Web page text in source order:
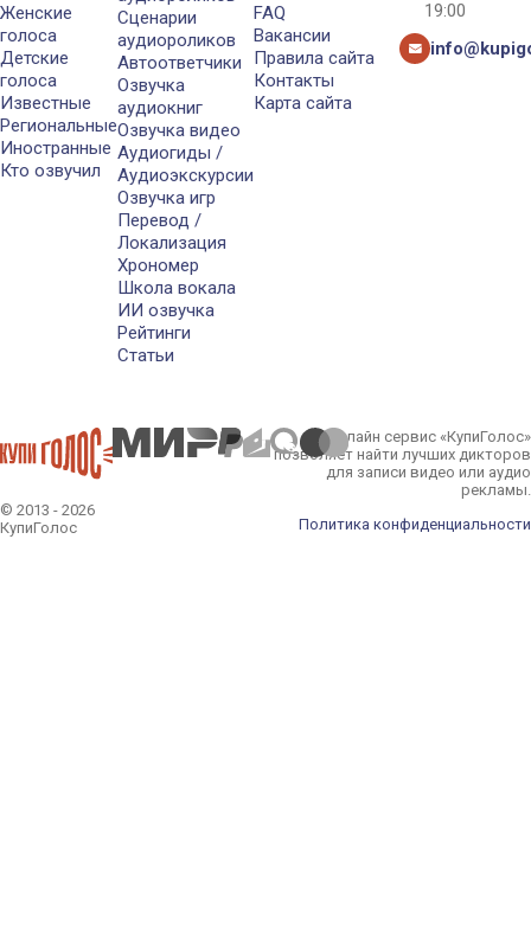
Женские
голоса
Детские
голоса
Известные
Региональные
Иностранные
Кто озвучил
Сценарии
аудиороликов
Автоответчики
Озвучка
аудиокниг
Озвучка видео
Аудиогиды /
Аудиоэкскурсии
Озвучка игр
Перевод /
Локализация
Хрономер
Школа вокала
ИИ озвучка
Рейтинги
Статьи
FAQ
Вакансии
Правила сайта
Контакты
Карта сайта
19:00
© 2013 - 2026
КупиГолос
Онлайн сервис «КупиГолос»
позволяет найти лучших дикторов
для записи видео или аудио
рекламы.
Политика конфиденциальности